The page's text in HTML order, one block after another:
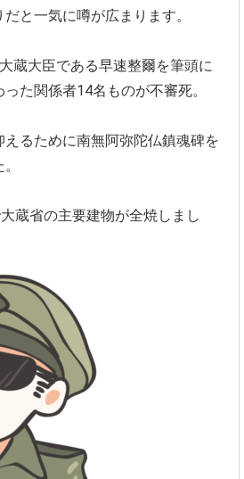
と一気に噂が広まります。
蔵大臣である早速整爾を筆頭に
った関係者14名ものが不審死。
るために南無阿弥陀仏鎮魂碑を
蔵省の主要建物が全焼しまし